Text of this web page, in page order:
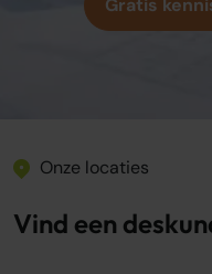
Gratis
Onze locaties
Vind een